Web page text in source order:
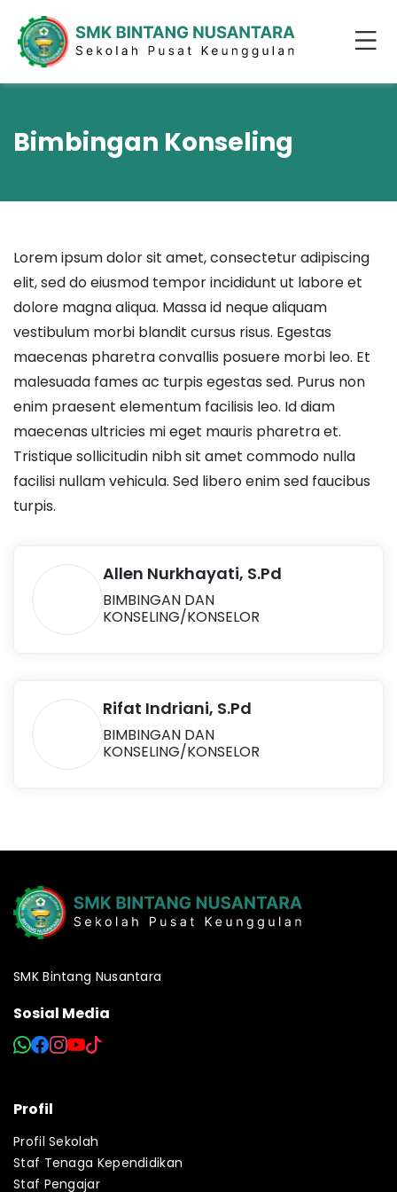
Bimbingan Konseling
Lorem ipsum dolor sit amet, consectetur adipiscing
elit, sed do eiusmod tempor incididunt ut labore et
dolore magna aliqua. Massa id neque aliquam
vestibulum morbi blandit cursus risus. Egestas
maecenas pharetra convallis posuere morbi leo. Et
malesuada fames ac turpis egestas sed. Purus non
enim praesent elementum facilisis leo. Id diam
maecenas ultricies mi eget mauris pharetra et.
Tristique sollicitudin nibh sit amet commodo nulla
facilisi nullam vehicula. Sed libero enim sed faucibus
turpis.
Allen Nurkhayati, S.Pd
BIMBINGAN DAN
KONSELING/KONSELOR
Rifat Indriani, S.Pd
BIMBINGAN DAN
KONSELING/KONSELOR
SMK Bintang Nusantara
Sosial Media
Profil
Profil Sekolah
Staf Tenaga Kependidikan
Staf Pengajar